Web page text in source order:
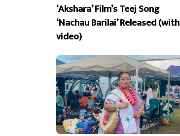
‘Akshara’ Film’s Teej Song
‘Nachau Barilai’ Released (with
video)